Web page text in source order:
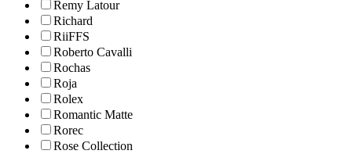
Remy Latour
Richard
RiiFFS
Roberto Cavalli
Rochas
Roja
Rolex
Romantic Matte
Rorec
Rose Collection